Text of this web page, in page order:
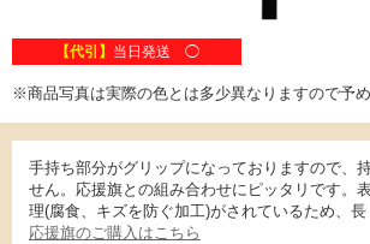
【代引】 当日発送 ◯
※商品写真は実際の色とは多少異なりますので予め
手持ち部分がグリップになっておりますので、
せん。応援旗との組み合わせにピッタリです。
理(腐食、キズを防ぐ加工)がされているため、長
応援旗のご購入はこちら